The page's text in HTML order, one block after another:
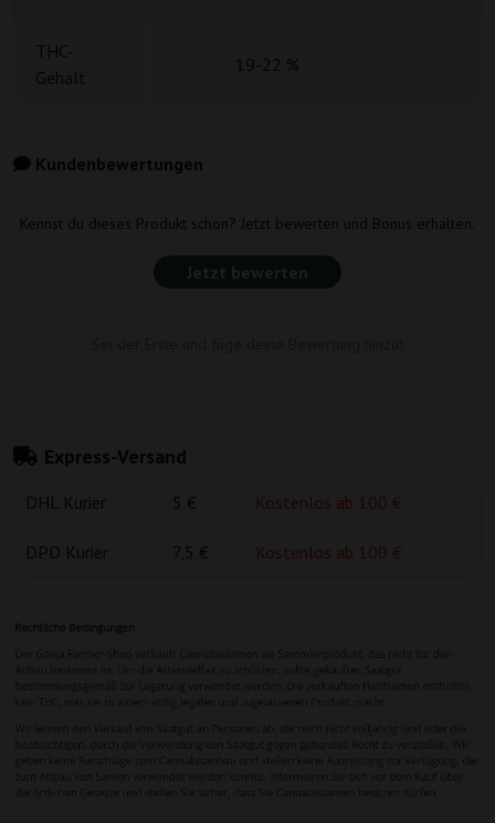
THC-
Gehalt
19-22 %
Kundenbewertungen
Kennst du dieses Produkt schon? Jetzt bewerten und Bonus erhalten.
Jetzt bewerten
Express-Versand
DHL Kurier 5 € Kostenlos ab 100 €
DPD Kurier 7,5 € Kostenlos ab 100 €